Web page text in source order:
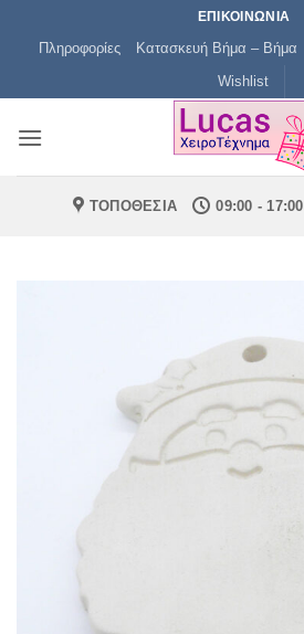
ΕΠΙΚΟΙΝΩΝΙΑ
Πληροφορίες Κατασκευή Βήμα – Βήμα
Wishlist
ΤΟΠΟΘΕΣΙΑ 09:00 - 17:00